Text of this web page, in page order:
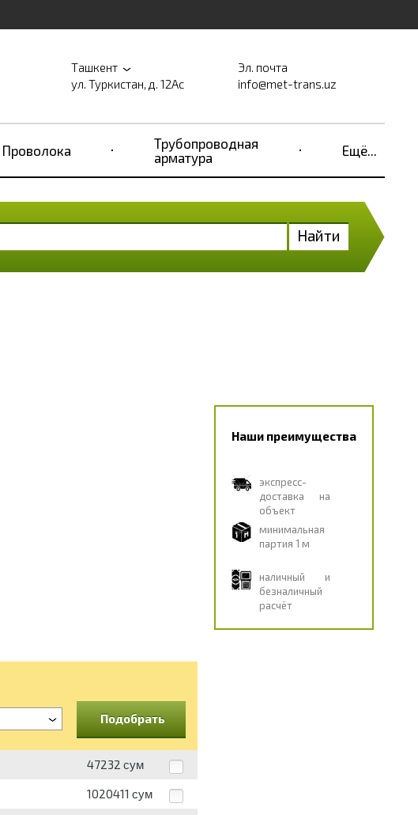
Ташкент
ул. Туркистан, д. 12Ас
Эл. почта
info@met-trans.uz
Проволока
Трубопроводная
арматура
Ещё...
Найти
Наши преимущества
экспресс-
доставка на
объект
минимальная
партия 1 м
наличный и
безналичный
расчёт
Подобрать
47232 сум
1020411 сум